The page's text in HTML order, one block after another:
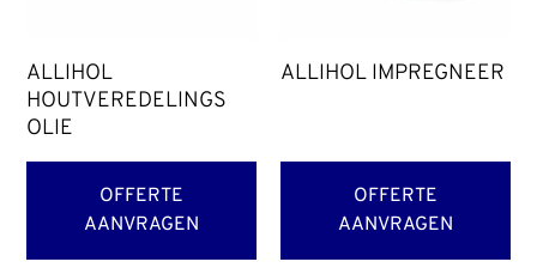
ALLIHOL
HOUTVEREDELINGS
OLIE
OFFERTE
AANVRAGEN
ALLIHOL IMPREGNEER
OFFERTE
AANVRAGEN